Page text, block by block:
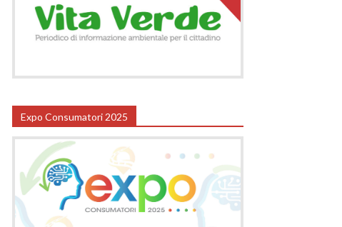
Expo Consumatori 2025